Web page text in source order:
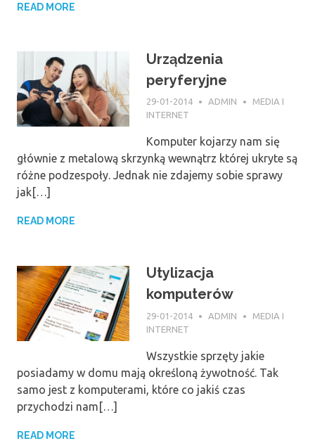
READ MORE
Urządzenia
peryferyjne
29-01-2014 ADMIN
MEDIA I
INTERNET
Komputer kojarzy nam się
głównie z metalową skrzynką wewnątrz której ukryte są
różne podzespoły. Jednak nie zdajemy sobie sprawy
jak[…]
READ MORE
Utylizacja
komputerów
29-01-2014 ADMIN
MEDIA I
INTERNET
Wszystkie sprzęty jakie
posiadamy w domu mają określoną żywotność. Tak
samo jest z komputerami, które co jakiś czas
przychodzi nam[…]
READ MORE